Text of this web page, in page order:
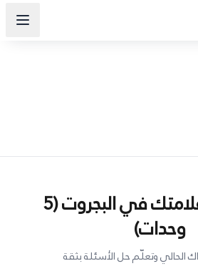
خطة ترفع علامتك في البجروت (5
وحدات)
الحالي وتعلّم حل الأسئلة بثقة